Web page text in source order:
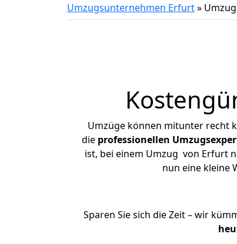
Umzugsunternehmen Erfurt»
Umzüge können mitunter recht
die professionellen
ist, bei einem Umzug von Erfurt
nun eine kleine
Sparen Sie sich die Zeit – wir